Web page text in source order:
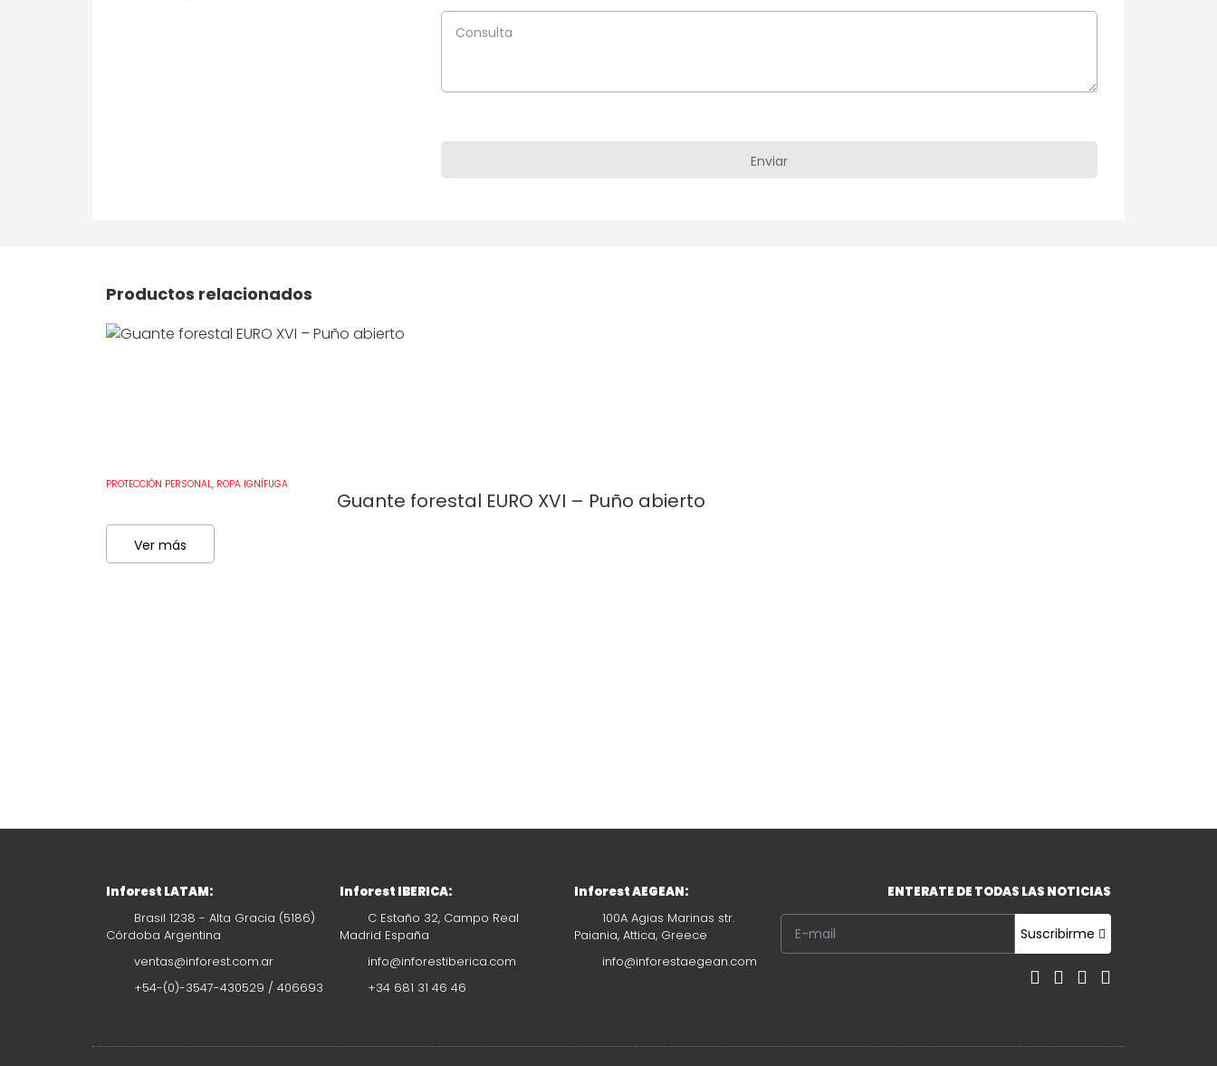
Productos relacionados
PROTECCIÓN PERSONAL, ROPA IGNÍFUGA
Guante forestal EURO XVI – Puño abierto
Ver más
Inforest LATAM:
Brasil 1238 - Alta Gracia (5186)
Córdoba Argentina
ventas@inforest.com.ar
+54-(0)-3547-430529 / 406693
Inforest IBERICA:
C Estaño 32, Campo Real
Madrid España
info@inforestiberica.com
+34 681 31 46 46
Inforest AEGEAN:
100A Agias Marinas str.
Paiania, Attica, Greece
info@inforestaegean.com
ENTERATE DE TODAS LAS NOTICIAS
Suscribirme